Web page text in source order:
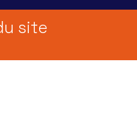
principale
en cours
partenariat
formation
URFIST
expertise
site